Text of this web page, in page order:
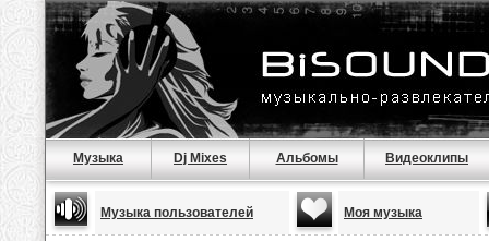
Музыка Dj Mixes Альбомы Видеоклипы
Музыка пользователей Моя музыка